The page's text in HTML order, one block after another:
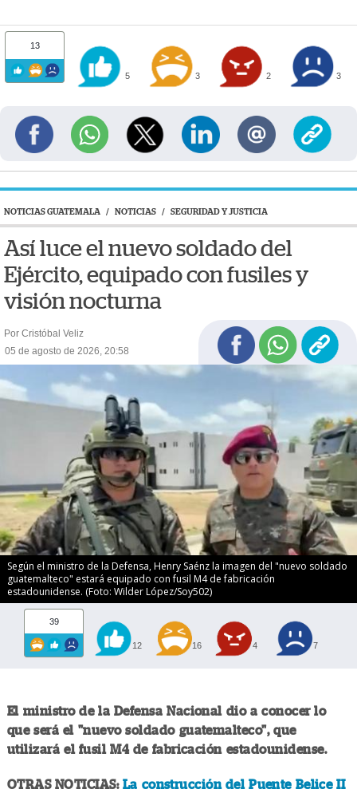
13
5 3 2 3
NOTICIAS GUATEMALA / NOTICIAS / SEGURIDAD Y JUSTICIA
Así luce el nuevo soldado del
Ejército, equipado con fusiles y
visión nocturna
Por Cristóbal Veliz
05 de agosto de 2026, 20:58
Según el ministro de la Defensa, Henry Saénz la imagen del "nuevo soldado
guatemalteco" estará equipado con fusil M4 de fabricación
estadounidense. (Foto: Wilder López/Soy502)
39
12 16 4 7
El ministro de la Defensa Nacional dio a conocer lo
que será el "nuevo soldado guatemalteco", que
utilizará el fusil M4 de fabricación estadounidense.
OTRAS NOTICIAS:La construcción del Puente Belice II